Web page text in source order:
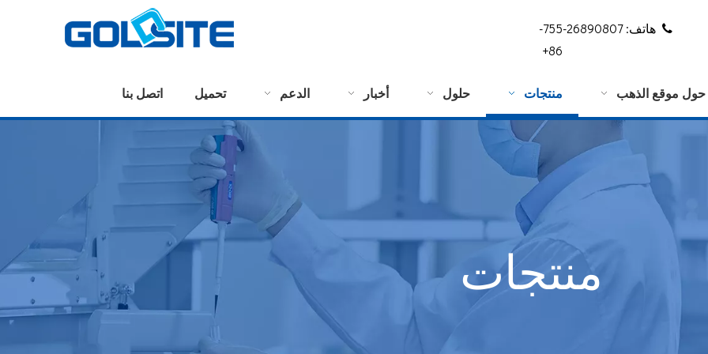

هاتف: 26890807-755-
86+
حول موقع الذهب منتجات حلول أخبار الدعم تحميل اتصل بنا
منتجات